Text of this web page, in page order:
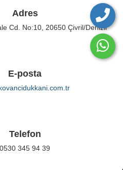
Adres
Cd. No:10, 20650 Çivril/Denizli
E-posta
Telefon
0530 345 94 39